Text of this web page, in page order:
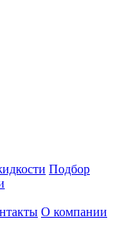
Подбор
О компании